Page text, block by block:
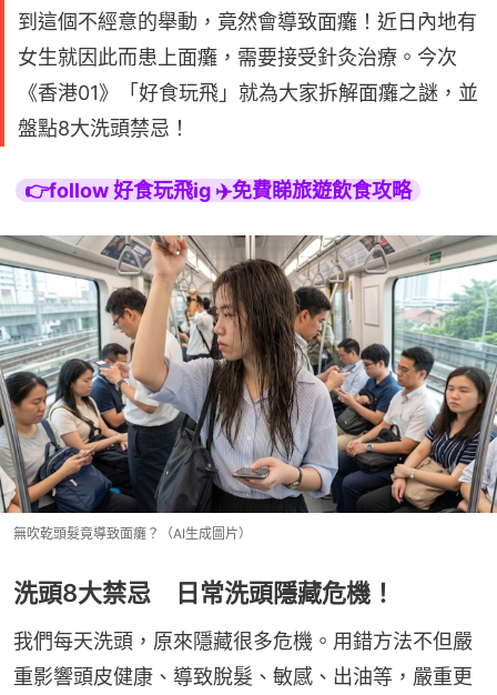
到這個不經意的舉動，竟然會導致面癱！近日內地有
女生就因此而患上面癱，需要接受針灸治療。今次
《香港01》「好食玩飛」就為大家拆解面癱之謎，並
盤點8大洗頭禁忌！
👉follow 好食玩飛ig ✈️免費睇旅遊飲食攻略
無吹乾頭髮竟導致面癱？（AI生成圖片）
洗頭8大禁忌 日常洗頭隱藏危機！
我們每天洗頭，原來隱藏很多危機。用錯方法不但嚴
重影響頭皮健康、導致脫髮、敏感、出油等，嚴重更